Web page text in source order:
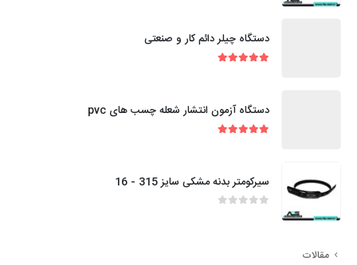
دستگاه چیلر دائم کار و صنعتی
دستگاه آزمون انتشار شعله چسب های pvc
سیرکومتر بدنه مشکی سایز 315 - 16
مقالات